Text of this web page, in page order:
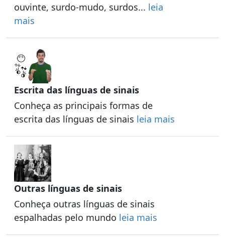
ouvinte, surdo-mudo, surdos... leia
mais
Escrita das línguas de sinais
Conheça as principais formas de
escrita das línguas de sinais leia mais
Outras línguas de sinais
Conheça outras línguas de sinais
espalhadas pelo mundo leia mais